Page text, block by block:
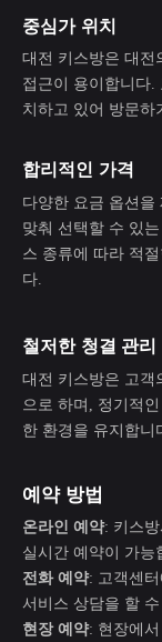
중심가 위치
대전 키스방은 대전
접근이 용이합니다.
치하고 있어 방문하
합리적인 가격
다양한 요금 옵션을
맞춰 선택할 수 있
스 종류에 따라 적
다.
철저한 청결 관리
대전 키스방은 고객
으로 하며, 정기적
한 환경을 유지합니
예약 방법
온라인 예약: 키스
실시간 예약이 가능
전화 예약: 고객센
서비스 상담을 할
현장 예약: 현장에